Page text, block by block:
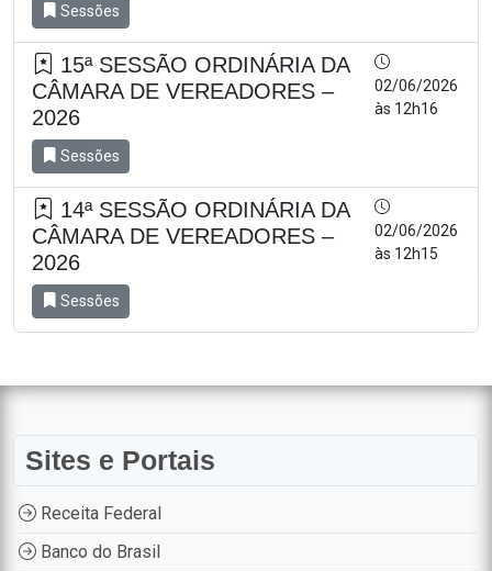
Sessões
15ª SESSÃO ORDINÁRIA DA
CÂMARA DE VEREADORES –
2026
02/06/2026
às 12h16
Sessões
14ª SESSÃO ORDINÁRIA DA
CÂMARA DE VEREADORES –
2026
02/06/2026
às 12h15
Sessões
Sites e Portais
Receita Federal
Banco do Brasil